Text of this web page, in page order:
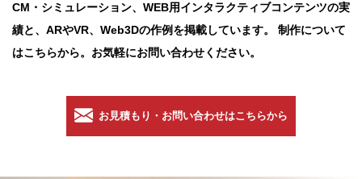
CM・シミュレーション、WEB用インタラクティブコンテンツの実
績と、 ARやVR、Web3Dの作例を掲載しています。
制作について
はこちらから。お気軽にお問い合わせください。
お見積もり・お問い合わせはこちらから